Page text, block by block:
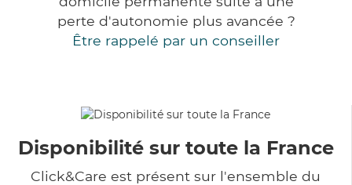
perte d'autonomie plus avancée ?
Être rappelé par un conseiller
Disponibilité sur toute la France
Click&Care est présent sur l'ensemble du